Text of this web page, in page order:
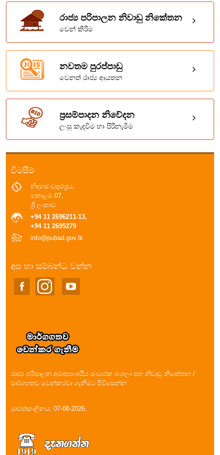
රාජ්‍ය පරිපාලන නිවාඩු නිකේතන
වෙන් කිරිම
නවතම පුරප්පාඩු
වෙනත් රාජ්‍ය ආයතන
ප්‍රසම්පාදන නිවේදන
ලංසු කැදවීම හා පිරිනැමීම
විමසීම්
නිදහස් චතුරශ්‍රය,
කොළඹ 07,
ශ්‍රී ලංකාව.
+94 11 2696211-13,
+94 11 2695279
info@pubad.gov.lk
අප හා සම්බන්ධ වන්න
රාජ්‍ය පරිපාලන අමාත්‍යාංශයීය සංචාරක බංගලා සහ නිවාඩු නිකේතන /
මාර්ගගතව වෙන්කරවා ගැනීමට පිවිසෙන්න
යාවත්කාලිනය: 07-08-2026.